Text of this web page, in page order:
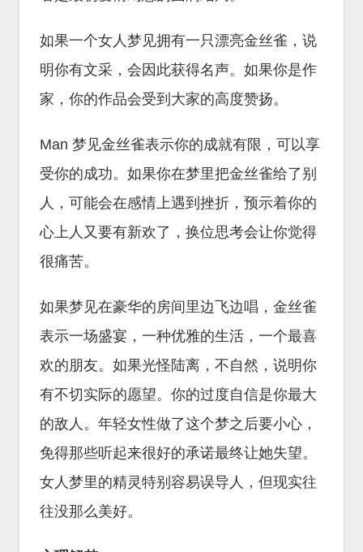
如果一个女人梦见拥有一只漂亮金丝雀，说
明你有文采，会因此获得名声。如果你是作
家，你的作品会受到大家的高度赞扬。
Man 梦见金丝雀表示你的成就有限，可以享
受你的成功。如果你在梦里把金丝雀给了别
人，可能会在感情上遇到挫折，预示着你的
心上人又要有新欢了，换位思考会让你觉得
很痛苦。
如果梦见在豪华的房间里边飞边唱，金丝雀
表示一场盛宴，一种优雅的生活，一个最喜
欢的朋友。如果光怪陆离，不自然，说明你
有不切实际的愿望。你的过度自信是你最大
的敌人。年轻女性做了这个梦之后要小心，
免得那些听起来很好的承诺最终让她失望。
女人梦里的精灵特别容易误导人，但现实往
往没那么美好。